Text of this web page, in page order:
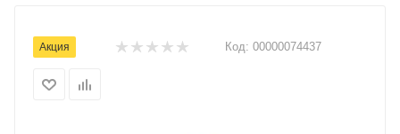
Акция Код: 00000074437